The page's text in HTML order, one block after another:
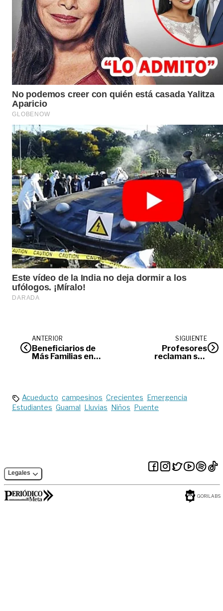
ANTERIOR
Beneficiarios de
Más Familias en
SIGUIENTE
Profesores
reclaman sus
Acueducto campesinos Crecientes Emergencia
Estudiantes Guamal Lluvias Niños Puente
Legales
GORILABS